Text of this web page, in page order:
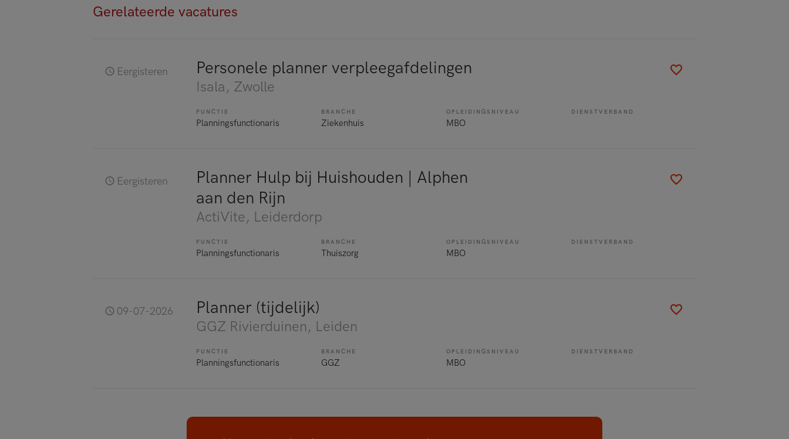
Gerelateerde vacatures
Eergisteren Personele planner verpleegafdelingen
Isala, Zwolle
FUNCTIE
Planningsfunctionaris
BRANCHE
Ziekenhuis
OPLEIDINGSNIVEAU
MBO
DIENSTVERBAND
Eergisteren
Planner Hulp bij Huishouden | Alphen
aan den Rijn
ActiVite, Leiderdorp
FUNCTIE
Planningsfunctionaris
BRANCHE
Thuiszorg
OPLEIDINGSNIVEAU
MBO
DIENSTVERBAND
09-07-2026 Planner (tijdelijk)
GGZ Rivierduinen, Leiden
FUNCTIE
Planningsfunctionaris
BRANCHE
GGZ
OPLEIDINGSNIVEAU
MBO
DIENSTVERBAND